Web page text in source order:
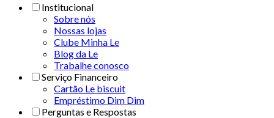
Institucional
Sobre nós
Nossas lojas
Clube Minha Le
Blog da Le
Trabalhe conosco
Serviço Financeiro
Cartão Le biscuit
Empréstimo Dim Dim
Perguntas e Respostas